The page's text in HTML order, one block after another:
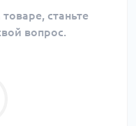
станьте
вопрос.